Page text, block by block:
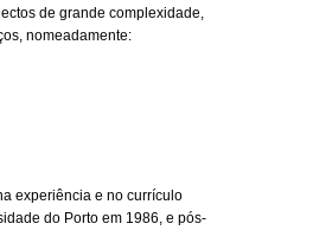
de grande complexidade,
nomeadamente:
experiência e no currículo
do Porto em 1986, e pós-